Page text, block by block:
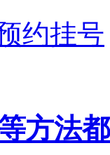
约挂号
方法